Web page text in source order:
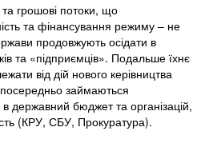
грошові потоки, що
та фінансування режиму – не
продовжують осідати в
та «підприємців». Подальше їхнє
від дій нового керівництва
займаються
бюджет та організацій,
(КРУ, СБУ, Прокуратура).